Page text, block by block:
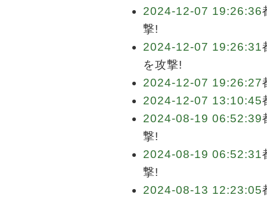
2024-12-07 19:26:36
撃!
2024-12-07 19:26:31
を攻撃!
2024-12-07 19:26:27
2024-12-07 13:10:45
2024-08-19 06:52:39
撃!
2024-08-19 06:52:31
撃!
2024-08-13 12:23:05